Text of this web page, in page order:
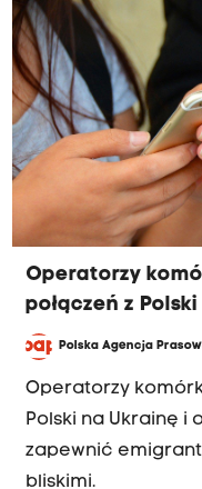
Operatorzy
połączeń z
Polska Agencja
Operatorzy
Polski na Ukrainę
zapewnić
bliskimi.